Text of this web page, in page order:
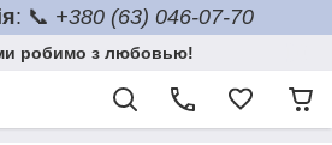
: 📞 +380 (63) 046-07-70
робимо з любовью!